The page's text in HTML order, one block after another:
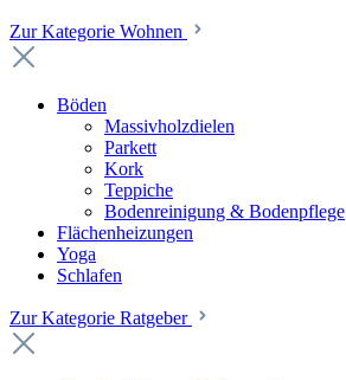
Zur Kategorie Wohnen
Böden
Massivholzdielen
Parkett
Kork
Teppiche
Bodenreinigung & Bodenpflege
Flächenheizungen
Yoga
Schlafen
Zur Kategorie Ratgeber